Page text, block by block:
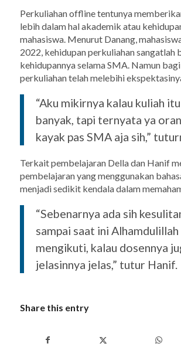
Perkuliahan offline tentunya
lebih dalam hal akademik atau
mahasiswa. Menurut Danang,
2022, kehidupan perkuliahan sangatlah
kehidupannya selama SMA. Namun
perkuliahan telah melebihi
“Aku mikirnya kalau kuliah
banyak, tapi ternyata ya
kayak pas SMA aja sih,”
Terkait pembelajaran Della dan Hanif
pembelajaran yang menggunakan
menjadi sedikit kendala dalam
“Sebenarnya ada sih
sampai saat ini Alhamdulillah
mengikuti, kalau dosennya
jelasinnya jelas,” tutur Hanif.
Share this entry